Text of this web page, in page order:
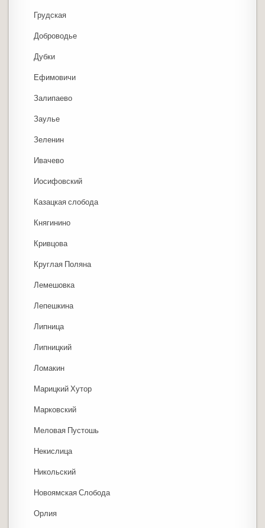
Грудская
Доброводье
Дубки
Ефимовичи
Залипаево
Заулье
Зеленин
Ивачево
Иосифовский
Казацкая слобода
Княгинино
Кривцова
Круглая Поляна
Лемешовка
Лепешкина
Липница
Липницкий
Ломакин
Марицкий Хутор
Марковский
Меловая Пустошь
Некислица
Никольский
Новоямская Слобода
Орлия